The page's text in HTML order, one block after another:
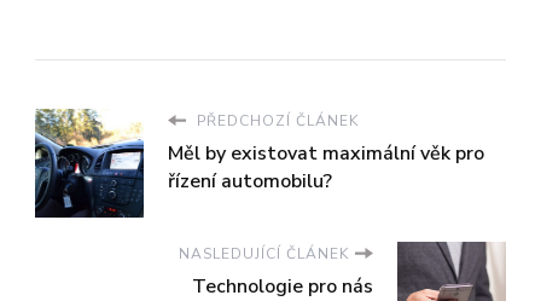
PŘEDCHOZÍ ČLÁNEK
Měl by existovat maximální věk pro
řízení automobilu?
NASLEDUJÍCÍ ČLÁNEK
Technologie pro nás